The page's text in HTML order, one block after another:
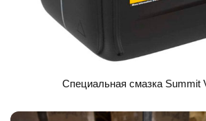
Специальная смазка Summit